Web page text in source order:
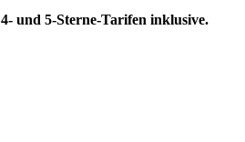
4- und 5-Sterne-Tarifen inklusive.